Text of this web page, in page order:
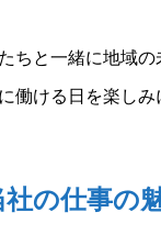
ちと一緒に地域の
働ける日を楽しみ
社の仕事の